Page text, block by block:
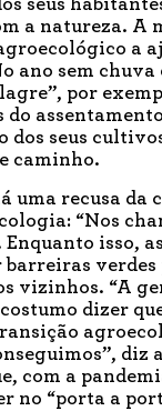
seus
a natureza. A
a
ano sem
por
do
dos seus
caminho.
uma recusa da
“Nos
Enquanto isso,
verdes
vizinhos. “A
dizer
diz
com a
no “porta a